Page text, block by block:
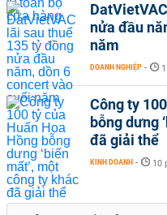
nửa đầu
năm
DOANH NGHIỆP -
Công ty
bỗng dưng
đã giải thể
KINH DOANH - 10